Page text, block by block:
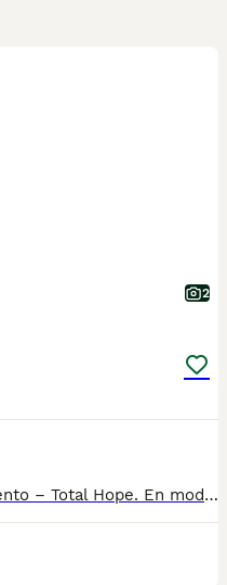
2
Talangfull SWB 3-åring efter Kjento – Total Hope. En modern dressyrhäst med tre mycket fina gångarter, gott temperament och stor utvecklingspotential. Lätt att hantera och en spännande framtidshäst fö